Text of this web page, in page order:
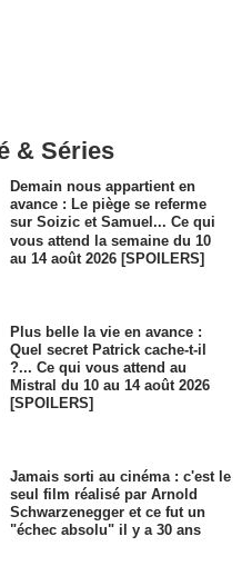
& Séries
Demain nous appartient en
avance : Le piège se referme
sur Soizic et Samuel... Ce qui
vous attend la semaine du 10
au 14 août 2026 [SPOILERS]
Plus belle la vie en avance :
Quel secret Patrick cache-t-il
?... Ce qui vous attend au
Mistral du 10 au 14 août 2026
[SPOILERS]
Jamais sorti au cinéma : c'est le
seul film réalisé par Arnold
Schwarzenegger et ce fut un
"échec absolu" il y a 30 ans